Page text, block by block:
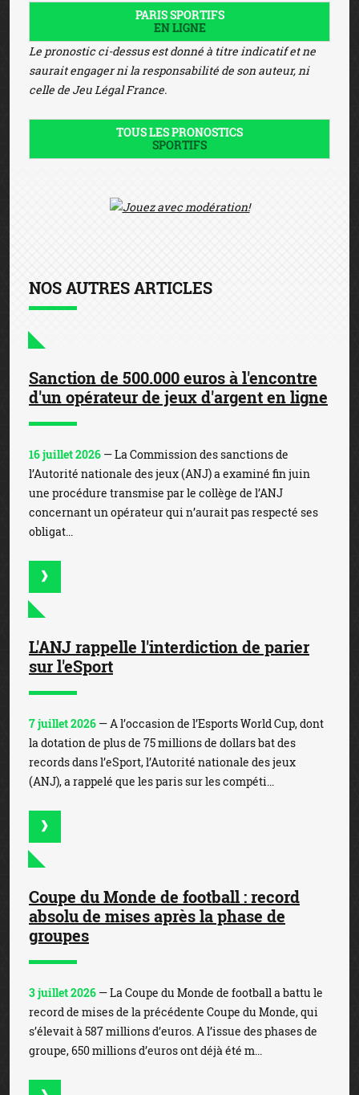
PARIS SPORTIFS
EN LIGNE
Le pronostic ci-dessus est donné à titre indicatif et ne
saurait engager ni la responsabilité de son auteur, ni
celle de Jeu Légal France.
TOUS LES PRONOSTICS
SPORTIFS
NOS AUTRES ARTICLES
Sanction de 500.000 euros à l'encontre
d'un opérateur de jeux d'argent en ligne
16 juillet 2026 — La Commission des sanctions de
l’Autorité nationale des jeux (ANJ) a examiné fin juin
une procédure transmise par le collège de l’ANJ
concernant un opérateur qui n’aurait pas respecté ses
obligat...
L'ANJ rappelle l'interdiction de parier
sur l'eSport
7 juillet 2026 — A l’occasion de l’Esports World Cup, dont
la dotation de plus de 75 millions de dollars bat des
records dans l’eSport, l’Autorité nationale des jeux
(ANJ), a rappelé que les paris sur les compéti...
Coupe du Monde de football : record
absolu de mises après la phase de
groupes
3 juillet 2026 — La Coupe du Monde de football a battu le
record de mises de la précédente Coupe du Monde, qui
s’élevait à 587 millions d’euros. A l’issue des phases de
groupe, 650 millions d’euros ont déjà été m...